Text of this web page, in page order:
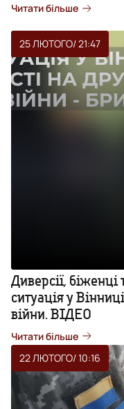
Читати більше
25 ЛЮТОГО/ 21:47
Диверсії,
ситуація у
війни. ВІДЕО
Читати більше
22 ЛЮТОГО/ 10:16